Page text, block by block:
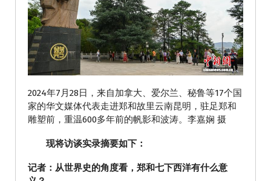
2024年7月28日，来自加拿大、爱尔兰、秘鲁等17个国
家的华文媒体代表走进郑和故里云南昆明，驻足郑和
雕塑前，重温600多年前的帆影和波涛。李嘉娴 摄
现将访谈实录摘要如下：
记者：从世界史的角度看，郑和七下西洋有什么意